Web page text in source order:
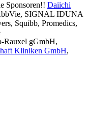
Sponsoren!! Daiichi
SIGNAL IDUNA
Squibb, Promedics,
Rauxel gGmbH,
Kliniken GmbH,